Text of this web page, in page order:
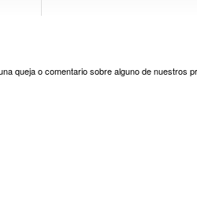
queja o comentario sobre alguno de nuestros